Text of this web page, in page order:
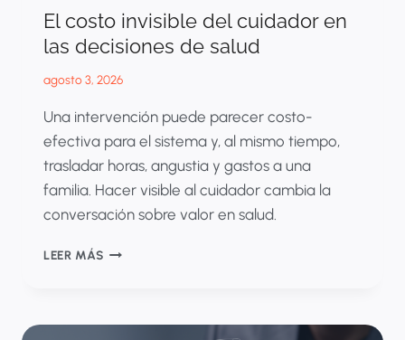
El costo invisible del cuidador en
las decisiones de salud
agosto 3, 2026
Una intervención puede parecer costo-
efectiva para el sistema y, al mismo tiempo,
trasladar horas, angustia y gastos a una
familia. Hacer visible al cuidador cambia la
conversación sobre valor en salud.
LEER MÁSEL
CUIDADOR